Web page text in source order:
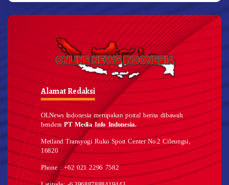
Alamat Redaksi
OLNews Indonesia merupakan portal berita dibawah
benderaPT Media Info Indonesia.
Metland Transyogi Ruko Sport Center No.2 Cileungsi,
16820
Phone : +62 021 2296 7582